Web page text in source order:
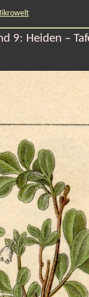
9: Heiden –